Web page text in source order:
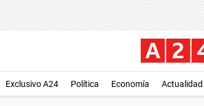
Exclusivo A24 Política Economía Actualidad